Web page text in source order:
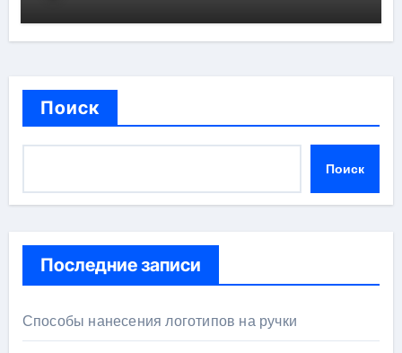
Поиск
Поиск
Последние записи
Способы нанесения логотипов на ручки